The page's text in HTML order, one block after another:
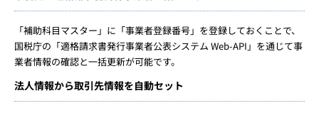
「補助科目マスター」に「事業者登録番号」を登録しておくことで、
国税庁の「適格請求書発行事業者公表システム Web-API」を通じて事
業者情報の確認と一括更新が可能です。
法人情報から取引先情報を自動セット